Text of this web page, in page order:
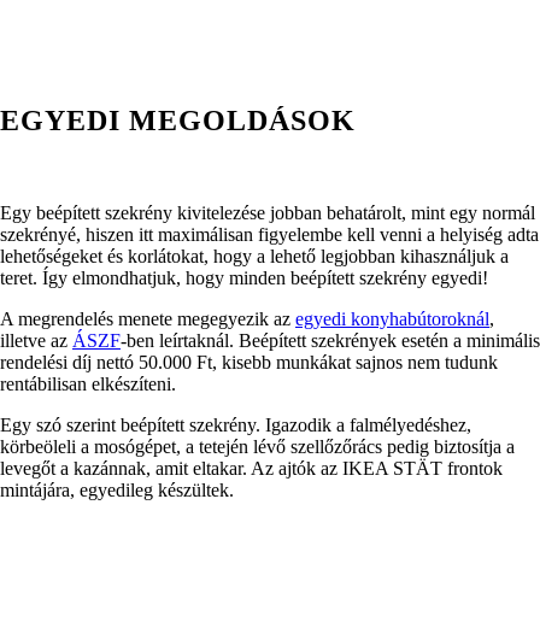
EGYEDI MEGOLDÁSOK
Egy beépített szekrény kivitelezése jobban behatárolt, mint egy normál
szekrényé, hiszen itt maximálisan figyelembe kell venni a helyiség adta
lehetőségeket és korlátokat, hogy a lehető legjobban kihasználjuk a
teret. Így elmondhatjuk, hogy minden beépített szekrény egyedi!
A megrendelés menete megegyezik az egyedi konyhabútoroknál,
illetve az ÁSZF-ben leírtaknál. Beépített szekrények esetén a minimális
rendelési díj nettó 50.000 Ft, kisebb munkákat sajnos nem tudunk
rentábilisan elkészíteni.
Egy szó szerint beépített szekrény. Igazodik a falmélyedéshez,
körbeöleli a mosógépet, a tetején lévő szellőzőrács pedig biztosítja a
levegőt a kazánnak, amit eltakar. Az ajtók az IKEA STÄT frontok
mintájára, egyedileg készültek.